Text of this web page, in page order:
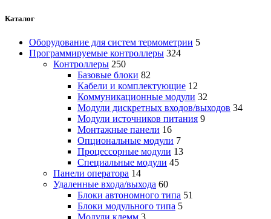
Каталог
Оборудование для систем термометрии 5
Программируемые контроллеры 324
Контроллеры 250
Базовые блоки 82
Кабели и комплектующие 12
Коммуникационные модули 32
Модули дискретных входов/выходов 34
Модули источников питания 9
Монтажные панели 16
Опциональные модули 7
Процессорные модули 13
Специальные модули 45
Панели оператора 14
Удаленные входа/выхода 60
Блоки автономного типа 51
Блоки модульного типа 5
Модули клемм 3